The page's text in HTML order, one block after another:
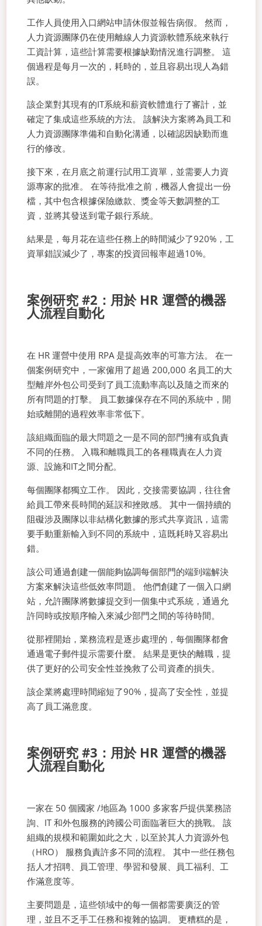
工作人員使用入口網站申請休假並報告病假。 然而，
人力資源團隊仍在使用離線人力資源軟體系統來執行
工資計算，這些計算需要根據缺勤情況進行調整。 這
個過程是每月一次的，耗時的，並且容易出現人為錯
誤。
該企業對其現有的IT系統和薪資軟體進行了審計，並
確定了集成這些系統的方法。 該解決方案將為員工和
人力資源團隊準備和自動化溝通，以確認因缺勤而進
行的修改。
接下來，在月底之前運行試用工資單，並需要人力資
源專家的批准。 在等待批准之前，機器人會提出一份
檔，其中包含根據保險繳款、獎金等天數調整的工
資，並將其發送到電子銀行系統。
結果是，每月花在這些任務上的時間減少了920%，工
資單錯誤減少了，專案的投資回報率超過10%。
案例研究 #2：用於 HR 運營的機器
人流程自動化
在 HR 運營中使用 RPA 是提高效率的可靠方法。 在一
個案例研究中，一家僱用了超過 200,000 名員工的大
型離岸外包公司受到了員工流動率高以及隨之而來的
所有問題的打擊。 員工數據保存在不同的系統中，開
始或離開的過程效率非常低下。
該組織面臨的最大問題之一是不同的部門擁有或負責
不同的任務。 入職和離職員工的各種職責在人力資
源、設施和IT之間分配。
每個團隊都獨立工作。 因此，交接需要協調，往往會
給員工帶來長時間的延誤和挫敗感。 其中一個持續的
阻礙涉及團隊以非結構化數據的形式共享資訊，這需
要手動重新輸入到不同的系統中，這既耗時又容易出
錯。
該公司通過創建一個能夠協調每個部門的端到端解決
方案來解決這些低效率問題。 他們創建了一個入口網
站，允許團隊將數據提交到一個集中式系統，通過允
許同時或按順序輸入來減少部門之間的等待時間。
從那裡開始，業務流程是逐步處理的，每個團隊都會
通過電子郵件提示需要什麼。 結果是更快的離職，提
供了更好的公司安全性並挽救了公司資產的損失。
該企業將處理時間縮短了90%，提高了安全性，並提
高了員工滿意度。
案例研究 #3：用於 HR 運營的機器
人流程自動化
一家在 50 個國家 /地區為 1000 多家客戶提供業務諮
詢、IT 和外包服務的跨國公司面臨著巨大的挑戰。 該
組織的規模和範圍如此之大，以至於其人力資源外包
（HRO） 服務負責許多不同的流程。 其中一些任務包
括人才招聘、員工管理、學習和發展、員工福利、工
作滿意度等。
主要問題是，這些領域中的每一個都需要廣泛的管
理，並且不乏手工任務和複雜的協調。 更糟糕的是，